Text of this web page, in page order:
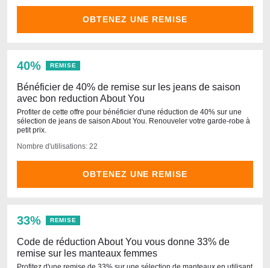
OBTENEZ UNE REMISE
40% REMISE
Bénéficier de 40% de remise sur les jeans de saison
avec bon reduction About You
Profiter de cette offre pour bénéficier d'une réduction de 40% sur une
sélection de jeans de saison About You. Renouveler votre garde-robe à
petit prix.
Nombre d'utilisations: 22
OBTENEZ UNE REMISE
33% REMISE
Code de réduction About You vous donne 33% de
remise sur les manteaux femmes